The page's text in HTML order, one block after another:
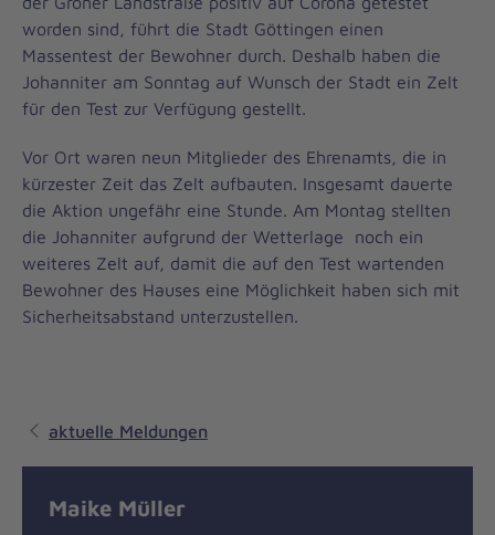
worden sind, führt die Stadt Göttingen einen
Massentest der Bewohner durch. Deshalb haben die
Johanniter am Sonntag auf Wunsch der Stadt ein Zelt
für den Test zur Verfügung gestellt.
Vor Ort waren neun Mitglieder des Ehrenamts, die in
kürzester Zeit das Zelt aufbauten. Insgesamt dauerte
die Aktion ungefähr eine Stunde. Am Montag stellten
die Johanniter aufgrund der Wetterlage noch ein
weiteres Zelt auf, damit die auf den Test wartenden
Bewohner des Hauses eine Möglichkeit haben sich mit
Sicherheitsabstand unterzustellen.
aktuelle Meldungen
Maike Müller